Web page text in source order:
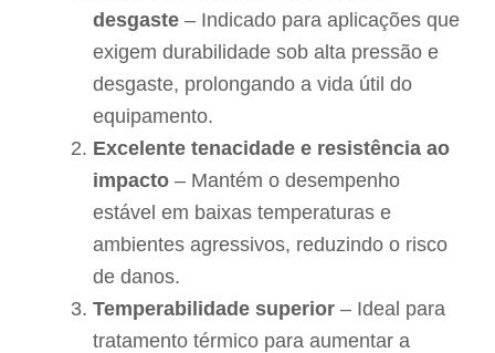
desgaste – Indicado para aplicações que
exigem durabilidade sob alta pressão e
desgaste, prolongando a vida útil do
equipamento.
Excelente tenacidade e resistência ao
impacto – Mantém o desempenho
estável em baixas temperaturas e
ambientes agressivos, reduzindo o risco
de danos.
Temperabilidade superior – Ideal para
tratamento térmico para aumentar a